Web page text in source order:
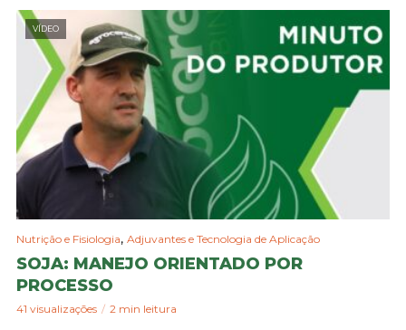
VÍDEO
Nutrição e Fisiologia, Adjuvantes e Tecnologia de Aplicação
SOJA: MANEJO ORIENTADO POR
PROCESSO
41 visualizações 2 min leitura